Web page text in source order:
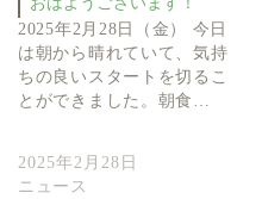
2025年2月28日（金） 今日
は朝から晴れていて、気持
ちの良いスタートを切るこ
とができました。朝食…
2025年2月28日
ニュース